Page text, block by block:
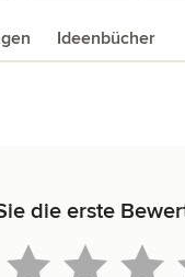
Ideenbücher
die erste